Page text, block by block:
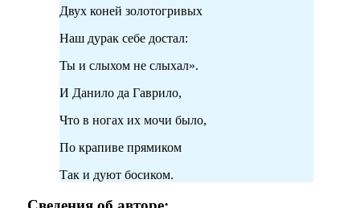
Двух коней золотогривых
Наш дурак себе достал:
Ты и слыхом не слыхал».
И Данило да Гаврило,
Что в ногах их мочи было,
По крапиве прямиком
Так и дуют босиком.